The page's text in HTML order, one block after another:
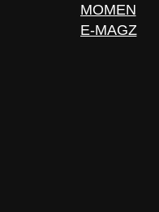
MOMEN
E-MAGZ